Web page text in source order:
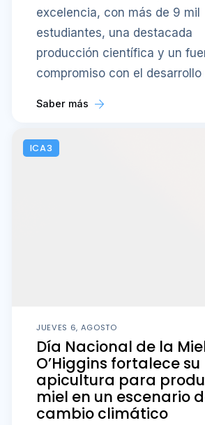
excelencia, con más de 9 mil
estudiantes, una destacada
producción científica y un
compromiso con el desarrollo
Saber más
ICA3
JUEVES 6, AGOSTO
Día Nacional de la
O’Higgins fortalece su
apicultura para
miel en un escenario
cambio climático